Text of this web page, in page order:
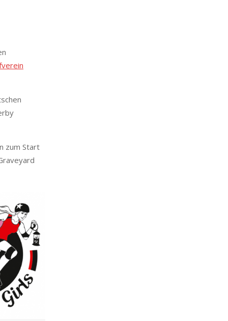
zum Start